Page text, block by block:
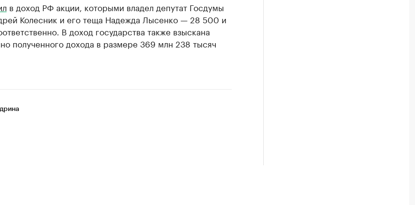
в доход РФ акции, которыми владел депутат Госдумы
Колесник и его теща Надежда Лысенко — 28 500 и
В доход государства также взыскана
полученного дохода в размере 369 млн 238 тысяч